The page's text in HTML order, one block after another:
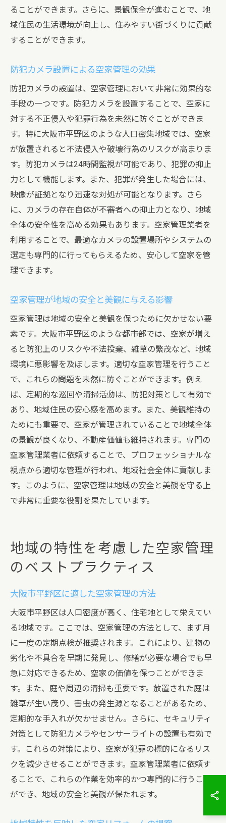
ることができます。さらに、景観保全が進むことで、地
域住民の生活環境が向上し、住みやすい街づくりに貢献
することができます。
防犯カメラ設置による空家管理の効果
防犯カメラの設置は、空家管理において非常に効果的な
手段の一つです。防犯カメラを設置することで、空家に
対する不正侵入や犯罪行為を未然に防ぐことができま
す。特に大阪市平野区のような人口密集地域では、空家
が放置されると不法侵入や破壊行為のリスクが高まりま
す。防犯カメラは24時間監視が可能であり、犯罪の抑止
力として機能します。また、犯罪が発生した場合には、
映像が証拠となり迅速な対処が可能となります。さら
に、カメラの存在自体が不審者への抑止力となり、地域
全体の安全性を高める効果もあります。空家管理業者を
利用することで、最適なカメラの設置場所やシステムの
選定も専門的に行ってもらえるため、安心して空家を管
理できます。
空家管理が地域の安全と美観に与える影響
空家管理は地域の安全と美観を保つために欠かせない要
素です。大阪市平野区のような都市部では、空家が増え
ると防犯上のリスクや不法投棄、雑草の繁茂など、地域
環境に悪影響を及ぼします。適切な空家管理を行うこと
で、これらの問題を未然に防ぐことができます。例え
ば、定期的な巡回や清掃活動は、防犯対策として有効で
あり、地域住民の安心感を高めます。また、美観維持の
ためにも重要で、空家が管理されていることで地域全体
の景観が良くなり、不動産価値も維持されます。専門の
空家管理業者に依頼することで、プロフェッショナルな
視点から適切な管理が行われ、地域社会全体に貢献しま
す。このように、空家管理は地域の安全と美観を守る上
で非常に重要な役割を果たしています。
地域の特性を考慮した空家管理
のベストプラクティス
大阪市平野区に適した空家管理の方法
大阪市平野区は人口密度が高く、住宅地として栄えてい
る地域です。ここでは、空家管理の方法として、まず月
に一度の定期点検が推奨されます。これにより、建物の
劣化や不具合を早期に発見し、修繕が必要な場合でも早
急に対応できるため、空家の価値を保つことができま
す。また、庭や周辺の清掃も重要です。放置された庭は
雑草が生い茂り、害虫の発生源となることがあるため、
定期的な手入れが欠かせません。さらに、セキュリティ
対策として防犯カメラやセンサーライトの設置も有効で
す。これらの対策により、空家が犯罪の標的になるリス
クを減少させることができます。空家管理業者に依頼す
ることで、これらの作業を効率的かつ専門的に行うこと
ができ、地域の安全と美観が保たれます。